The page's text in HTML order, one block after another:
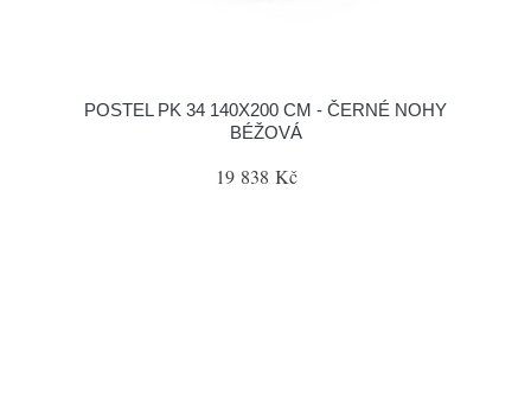
POSTEL PK 34 140X200 CM - ČERNÉ NOHY
BÉŽOVÁ
19 838 Kč